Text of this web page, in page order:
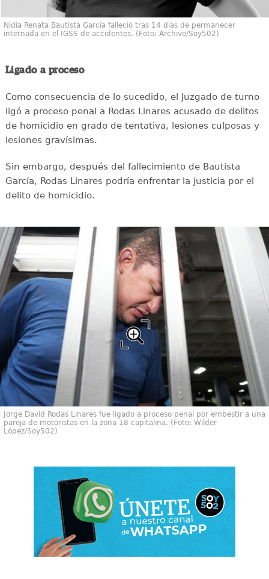
Nidia Renata Bautista García falleció tras 14 días de permanecer
internada en el IGSS de accidentes. (Foto: Archivo/Soy502)
Ligado a proceso
Como consecuencia de lo sucedido, el Juzgado de turno
ligó a proceso penal a Rodas Linares acusado de delitos
de homicidio en grado de tentativa, lesiones culposas y
lesiones gravísimas.
Sin embargo, después del fallecimiento de Bautista
García, Rodas Linares podría enfrentar la justicia por el
delito de homicidio.
Jorge David Rodas Linares fue ligado a proceso penal por embestir a una
pareja de motoristas en la zona 18 capitalina. (Foto: Wilder
López/Soy502)